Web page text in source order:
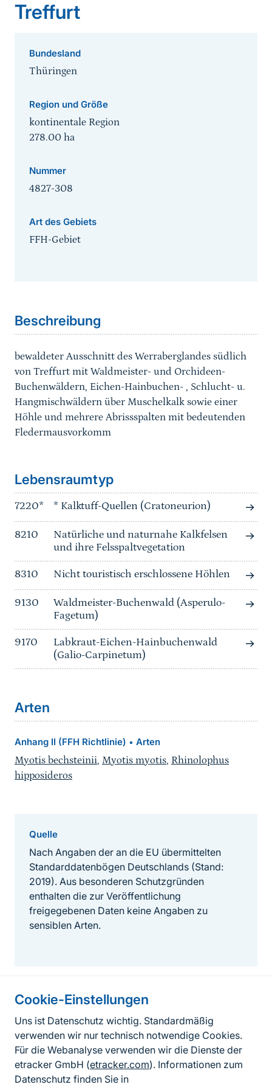
Cookie-Einstellungen
Uns ist Datenschutz wichtig. Standardmäßig
verwenden wir nur technisch notwendige Cookies.
Für die Webanalyse verwenden wir die Dienste der
etracker GmbH (etracker.com). Informationen zum
Datenschutz finden Sie in
Treffurt
Bundesland
Thüringen
Region und Größe
kontinentale Region
278.00 ha
Nummer
4827-308
Art des Gebiets
FFH-Gebiet
Beschreibung
bewaldeter Ausschnitt des Werraberglandes südlich
von Treffurt mit Waldmeister- und Orchideen-
Buchenwäldern, Eichen-Hainbuchen- , Schlucht- u.
Hangmischwäldern über Muschelkalk sowie einer
Höhle und mehrere Abrissspalten mit bedeutenden
Fledermausvorkomm
Lebensraumtyp
7220* * Kalktuff-Quellen (Cratoneurion)
8210
Natürliche und naturnahe Kalkfelsen
und ihre Felsspaltvegetation
8310 Nicht touristisch erschlossene Höhlen
9130
Waldmeister-Buchenwald (Asperulo-
Fagetum)
9170
Labkraut-Eichen-Hainbuchenwald
(Galio-Carpinetum)
Arten
Anhang II (FFH Richtlinie) • Arten
Myotis bechsteinii, Myotis myotis, Rhinolophus
hipposideros
Quelle
Nach Angaben der an die EU übermittelten
Standarddatenbögen Deutschlands (Stand:
2019). Aus besonderen Schutzgründen
enthalten die zur Veröffentlichung
freigegebenen Daten keine Angaben zu
sensiblen Arten.
Informationen zur Seite
FußzeileKontakt zum BfN
Kontaktformular